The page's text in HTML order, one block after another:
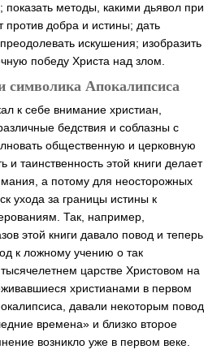
методы, какими дьявол при
против добра и истины; дать
искушения; изобразить
победу Христа над злом.
символика Апокалипсиса
к себе внимание христиан,
бедствия и соблазны с
общественную и церковную
таинственность этой книги делает
а потому для неосторожных
ухода за границы истины к
Так, например,
этой книги давало повод и теперь
к ложному учению о так
царстве Христовом на
христианами в первом
давали некоторым повод
времена» и близко второе
возникло уже в первом веке.